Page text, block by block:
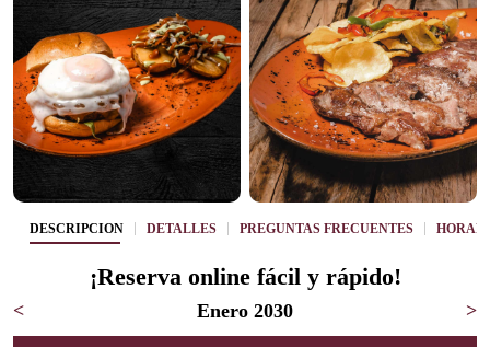
DESCRIPCIÓN DETALLES PREGUNTAS FRECUENTES
¡Reserva online fácil y rápido!
< Enero 2030 >